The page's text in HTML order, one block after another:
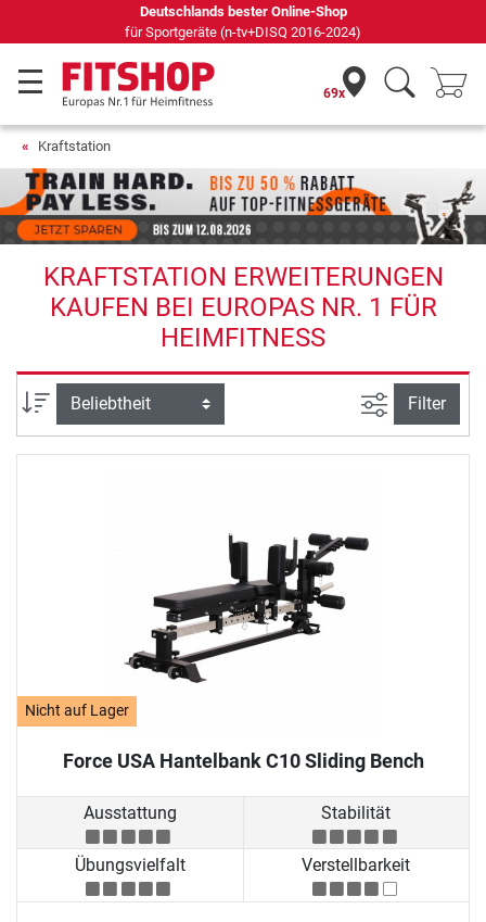
Deutschlands bester Online-Shop
für Sportgeräte (n-tv+DISQ 2016-2024)
69x
Kraftstation
KRAFTSTATION ERWEITERUNGEN
KAUFEN BEI EUROPAS NR. 1 FÜR
HEIMFITNESS
Sortierung Ansicht
Filter
Nicht auf Lager
Force USA Hantelbank C10 Sliding Bench
Ausstattung Stabilität
Übungsvielfalt Verstellbarkeit